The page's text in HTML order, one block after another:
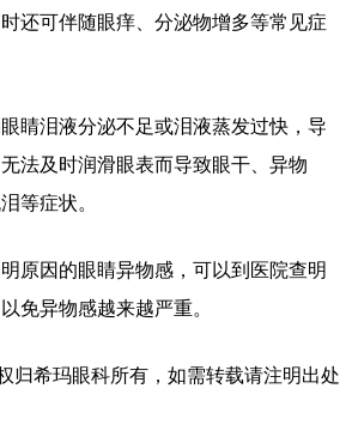
还可伴随眼痒、分泌物增多等常见症
泪液分泌不足或泪液蒸发过快，导
法及时润滑眼表而导致眼干、异物
等症状。
因的眼睛异物感，可以到医院查明
免异物感越来越严重。
归希玛眼科所有，如需转载请注明出处